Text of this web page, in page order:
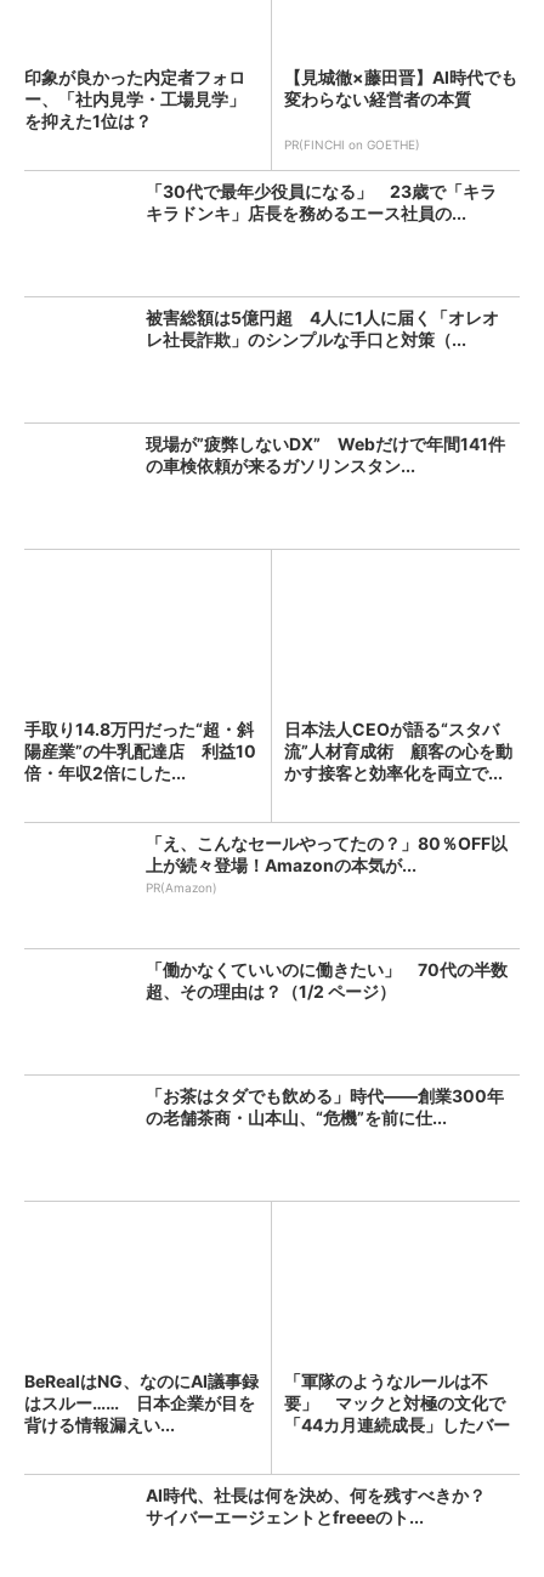
印象が良かった内定者フォロ
ー、「社内見学・工場見学」
を抑えた1位は？
【見城徹×藤田晋】AI時代でも
変わらない経営者の本質
PR(FINCHI on GOETHE)
「30代で最年少役員になる」 23歳で「キラ
キラドンキ」店長を務めるエース社員の...
被害総額は5億円超 4人に1人に届く「オレオ
レ社長詐欺」のシンプルな手口と対策（...
現場が”疲弊しないDX” Webだけで年間141件
の車検依頼が来るガソリンスタン...
手取り14.8万円だった“超・斜
陽産業”の牛乳配達店 利益10
倍・年収2倍にした...
日本法人CEOが語る“スタバ
流”人材育成術 顧客の心を動
かす接客と効率化を両立で...
「え、こんなセールやってたの？」80％OFF以
上が続々登場！Amazonの本気が...
PR(Amazon)
「働かなくていいのに働きたい」 70代の半数
超、その理由は？（1/2 ページ）
「お茶はタダでも飲める」時代――創業300年
の老舗茶商・山本山、“危機”を前に仕...
BeRealはNG、なのにAI議事録
はスルー…… 日本企業が目を
背ける情報漏えい...
「軍隊のようなルールは不
要」 マックと対極の文化で
「44カ月連続成長」したバー
AI時代、社長は何を決め、何を残すべきか？
サイバーエージェントとfreeeのト...